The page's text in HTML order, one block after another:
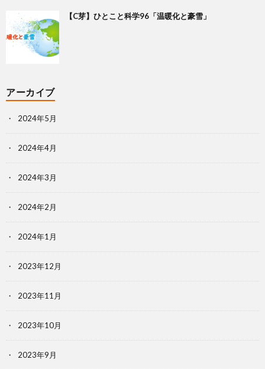
【C芽】ひとこと科学96「温暖化と豪雪」
アーカイブ
2024年5月
2024年4月
2024年3月
2024年2月
2024年1月
2023年12月
2023年11月
2023年10月
2023年9月